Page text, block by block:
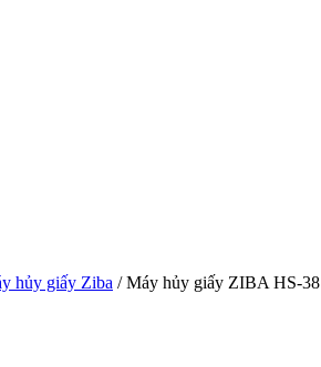
hủy giấy Ziba / Máy hủy giấy ZIBA HS-38